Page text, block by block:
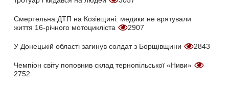
Смертельна ДТП на Козівщині: медики не врятували
життя 16-річного мотоцикліста
2907
У Донецькій області загинув солдат з Борщівщини 2843
Чемпіон світу поповнив склад тернопільської «Ниви»
2752